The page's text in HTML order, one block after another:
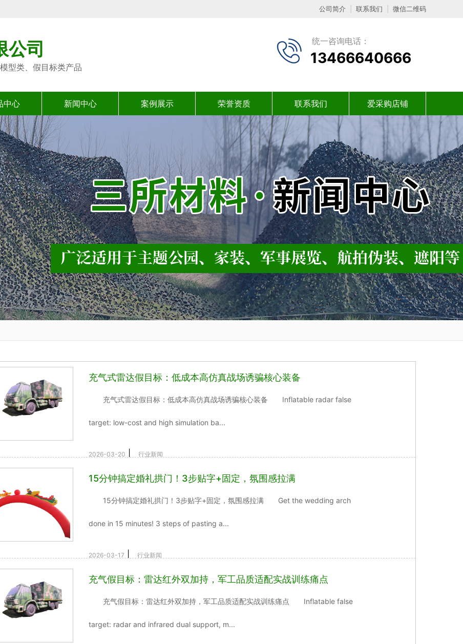
公司简介 联系我们 微信二维码
公司
型类、假目标类产品
统一咨询电话：
13466640666
中心 新闻中心 案例展示 荣誉资质 联系我们 爱采购店铺
充气式雷达假目标：低成本高仿真战场诱骗核心装备
充气式雷达假目标：低成本高仿真战场诱骗核心装备 Inflatable radar false
target: low-cost and high simulation ba...
2026-03-20 行业新闻
15分钟搞定婚礼拱门！3步贴字+固定，氛围感拉满
15分钟搞定婚礼拱门！3步贴字+固定，氛围感拉满 Get the wedding arch
done in 15 minutes! 3 steps of pasting a...
2026-03-17 行业新闻
充气假目标：雷达红外双加持，军工品质适配实战训练痛点
充气假目标：雷达红外双加持，军工品质适配实战训练痛点 Inflatable false
target: radar and infrared dual support, m...